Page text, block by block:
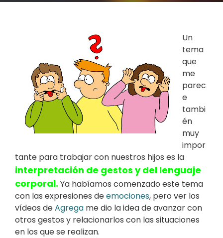
Un
tema
que
me
parec
e
tambi
én
muy
impor
tante para trabajar con nuestros hijos es la
interpretación de gestos y del lenguaje
corporal. Ya habíamos comenzado este tema
con las expresiones deemociones, pero ver los
vídeos deAgrega me dio la idea de avanzar con
otros gestos y relacionarlos con las situaciones
en los que se realizan.